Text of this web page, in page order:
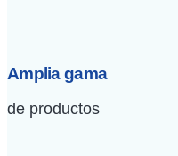
Amplia gama
de productos